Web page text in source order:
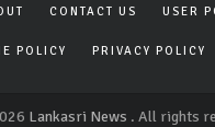
CONTACT US USER
POLICY PRIVACY POLICY
Lankasri News . All rights